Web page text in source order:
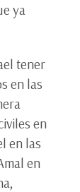
ya
tener
en las
en
en las
en